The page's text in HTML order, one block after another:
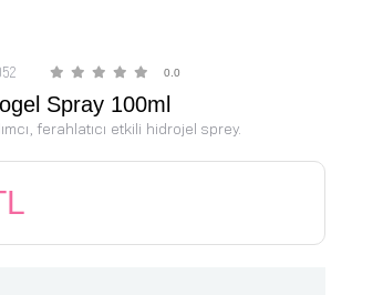
0.0
Spray 100ml
ferahlatıcı etkili hidrojel sprey.